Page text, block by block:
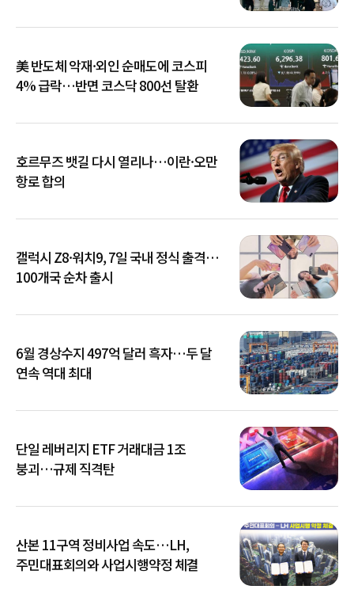
美 반도체 악재·외인 순매도에 코스피
4% 급락…반면 코스닥 800선 탈환
호르무즈 뱃길 다시 열리나…이란·오만
항로 합의
갤럭시 Z8·워치9, 7일 국내 정식 출격…
100개국 순차 출시
6월 경상수지 497억 달러 흑자…두 달
연속 역대 최대
단일 레버리지 ETF 거래대금 1조
붕괴…규제 직격탄
산본 11구역 정비사업 속도…LH,
주민대표회의와 사업시행약정 체결